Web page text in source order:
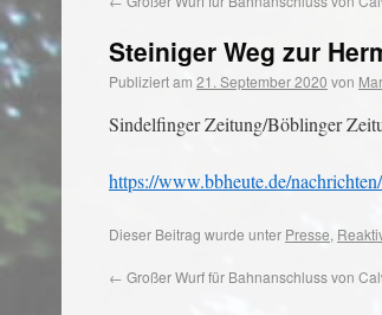
Steiniger Weg zur
Publiziert am 21. September 2020 von
Sindelfinger Zeitung/Böblinger
https://www.bbheute.de/
Dieser Beitrag wurde unter Presse,
← Großer Wurf für Bahnanschluss von